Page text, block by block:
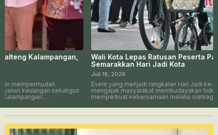
Wali Kota Lepas Ratusan Peserta Palangka Raya Bersepeda
Semarakkan Hari Jadi Kota
Event yang menjadi rangkaian Hari Jadi ke-69 Kota Palangka Raya ini
mengajak masyarakat membudayakan hidup sehat sekaligus
memperkuat kebersamaan melalui olahraga.…